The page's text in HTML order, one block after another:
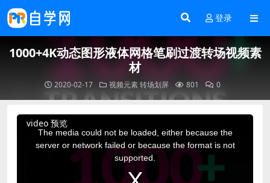
登录
1000+4K动态图形液体网格笔刷过渡转场视频素
材
2020-02-17 视频元素转场划屏 801 0
video 预览
This
The media could not be loaded, either because the
server or network failed or because the format is not
supported.